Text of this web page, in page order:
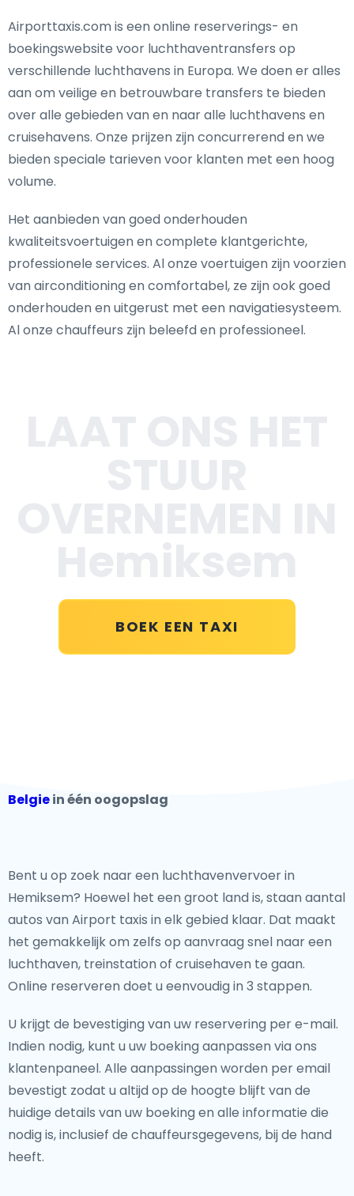
Airporttaxis.com is een online reserverings- en
boekingswebsite voor luchthaventransfers op
verschillende luchthavens in Europa. We doen er alles
aan om veilige en betrouwbare transfers te bieden
over alle gebieden van en naar alle luchthavens en
cruisehavens. Onze prijzen zijn concurrerend en we
bieden speciale tarieven voor klanten met een hoog
volume.
Het aanbieden van goed onderhouden
kwaliteitsvoertuigen en complete klantgerichte,
professionele services. Al onze voertuigen zijn voorzien
van airconditioning en comfortabel, ze zijn ook goed
onderhouden en uitgerust met een navigatiesysteem.
Al onze chauffeurs zijn beleefd en professioneel.
BOEK EEN TAXI
Belgiein één oogopslag
Bent u op zoek naar een luchthavenvervoer in
Hemiksem? Hoewel het een groot land is, staan aantal
autos van Airport taxis in elk gebied klaar. Dat maakt
het gemakkelijk om zelfs op aanvraag snel naar een
luchthaven, treinstation of cruisehaven te gaan.
Online reserveren doet u eenvoudig in 3 stappen.
U krijgt de bevestiging van uw reservering per e-mail.
Indien nodig, kunt u uw boeking aanpassen via ons
klantenpaneel. Alle aanpassingen worden per email
bevestigt zodat u altijd op de hoogte blijft van de
huidige details van uw boeking en alle informatie die
nodig is, inclusief de chauffeursgegevens, bij de hand
heeft.